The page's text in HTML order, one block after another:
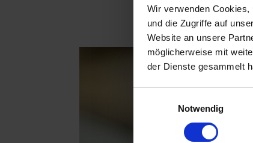
Wir verwenden
und die Zugriffe auf
Website an unsere
möglicherweise mit
der Dienste gesammelt
Notwendig